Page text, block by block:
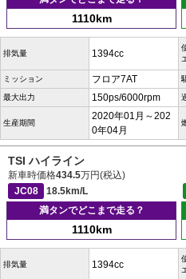
1110km
排気量 1394cc
ミッション フロア7AT
最大出力 150ps/6000rpm
生産期間
2020年01月～202
0年04月
TSI ハイライン
新車時価格434.5万円(税込)
JC08
18.5km/L
満タンでどこまで走る？
1110km
排気量 1394cc